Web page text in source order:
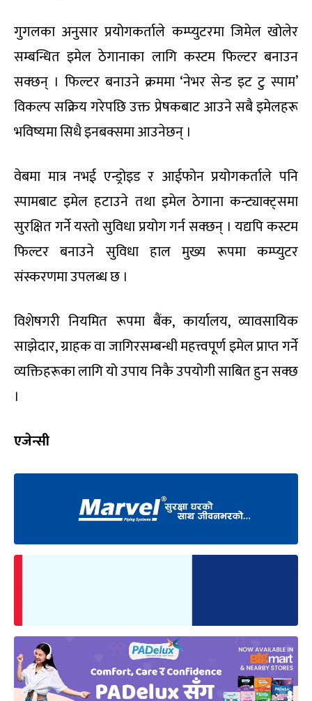
गुगलका अनुसार प्रयोगकर्ताले कम्प्युटरमा जिमेल खोलेर
सम्बन्धित इमेल ठेगानाका लागि कस्टम फिल्टर बनाउन
सक्छन् । फिल्टर बनाउने क्रममा ‘नेभर सेन्ड इट टु स्पाम’
विकल्प सक्रिय गरेपछि उक्त प्रेषकबाट आउने सबै इमेलहरू
भविष्यमा सिधै इनबक्समा आउनेछन् ।
वेबमा मात्र नभई एन्ड्रोइड र आईफोन प्रयोगकर्ताले पनि
स्पामबाट इमेल हटाउने तथा इमेल ठेगाना कन्ट्याक्ट्समा
सुरक्षित गर्ने यस्तो सुविधा प्रयोग गर्न सक्छन् । यद्यपि कस्टम
फिल्टर बनाउने सुविधा हाल मुख्य रूपमा कम्प्युटर
संस्करणमा उपलब्ध छ ।
विशेषगरी नियमित रूपमा बैंक, कार्यालय, व्यावसायिक
साझेदार, ग्राहक वा जागिरसम्बन्धी महत्त्वपूर्ण इमेल प्राप्त गर्ने
व्यक्तिहरूका लागि यो उपाय निकै उपयोगी साबित हुन सक्छ
।
एजेन्सी